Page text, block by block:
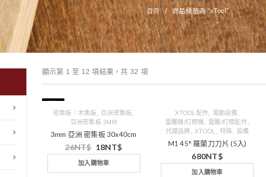
首頁 / 商品標籤為 “xTool”
顯示第 1 至 12 項結果，共 32 項
密集板｜木集板 亞洲密集板
亞洲密集板 3MM
3mm 亞洲 密集板 30x40cm
26NT$ 18NT$
加入購物車
XTOOL配件 電動設備
雷雕機/打標機 雷雕/打標配件,
代理品牌 XTOOL 特殊 設備
M1 45° 羅蘭刀刀片 (5入)
680NT$
加入購物車